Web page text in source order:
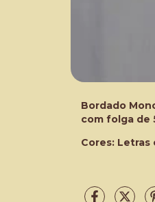
Bordado
com folga de
Cores: